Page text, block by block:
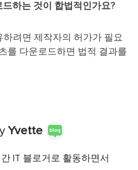
하는 것이 합법적인가요?
려면 제작자의 허가가 필요
를 다운로드하면 법적 결과를
Yvette
IT 블로거로 활동하면서